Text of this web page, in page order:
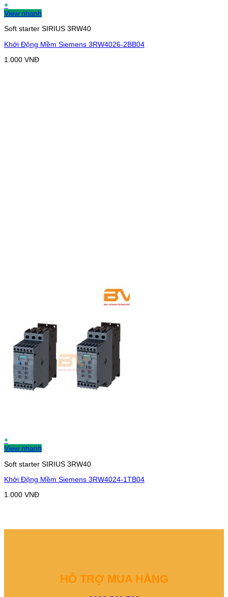
+
View nhanh
Soft starter SIRIUS 3RW40
Khởi Động Mềm Siemens 3RW4026-2BB04
1.000 VNĐ
+
View nhanh
Soft starter SIRIUS 3RW40
Khởi Động Mềm Siemens 3RW4024-1TB04
1.000 VNĐ
HỖ TRỢ MUA HÀNG